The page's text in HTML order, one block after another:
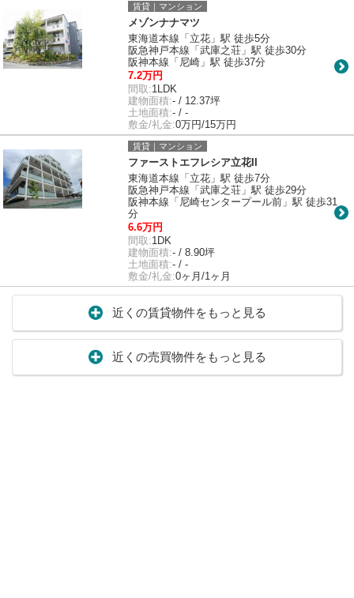
賃貸｜マンション
メゾンナナマツ
東海道本線「立花」駅 徒歩5分
阪急神戸本線「武庫之荘」駅 徒歩30分
阪神本線「尼崎」駅 徒歩37分
7.2万円
間取:1LDK
建物面積:- / 12.37坪
土地面積:- / -
敷金/礼金:0万円/15万円
賃貸｜マンション
ファーストエフレシア立花II
東海道本線「立花」駅 徒歩7分
阪急神戸本線「武庫之荘」駅 徒歩29分
阪神本線「尼崎センタープール前」駅 徒歩31
分
6.6万円
間取:1DK
建物面積:- / 8.90坪
土地面積:- / -
敷金/礼金:0ヶ月/1ヶ月
近くの賃貸物件をもっと見る
近くの売買物件をもっと見る